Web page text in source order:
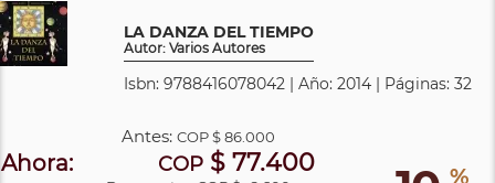
LA DANZA DEL TIEMPO
Autor: Varios Autores
Isbn: 9788416078042 | Año: 2014 | Páginas: 32
%
Antes: COP$ 86.000
Ahora: COP $ 77.400